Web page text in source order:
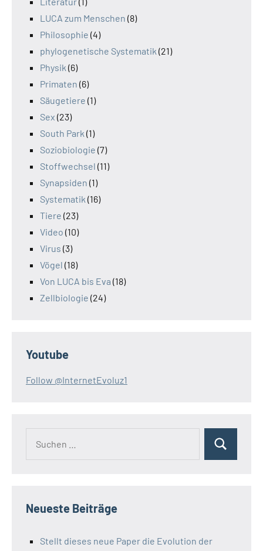
LUCA zum Menschen (8)
Philosophie (4)
phylogenetische Systematik (21)
Physik (6)
Primaten (6)
Säugetiere (1)
Sex (23)
South Park (1)
Soziobiologie (7)
Stoffwechsel (11)
Synapsiden (1)
Systematik (16)
Tiere (23)
Video (10)
Virus (3)
Vögel (18)
Von LUCA bis Eva (18)
Zellbiologie (24)
Youtube
Follow @InternetEvoluz1
Suchen
Neueste Beiträge
Stellt dieses neue Paper die Evolution der